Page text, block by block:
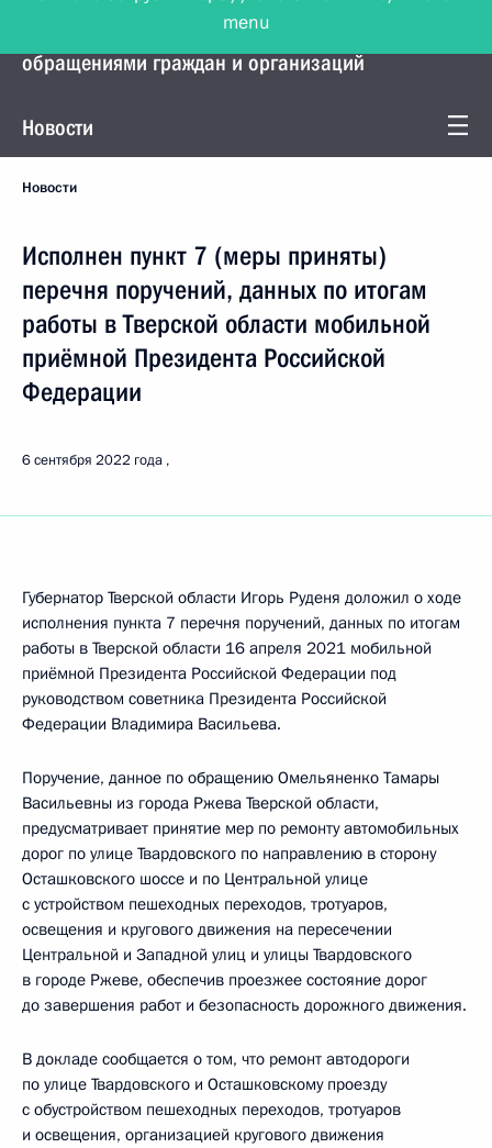
Управление Президента по работе с
обращениями граждан и организаций
Новости
Новости
Исполнен пункт 7 (меры приняты)
перечня поручений, данных по итогам
работы в Тверской области мобильной
приёмной Президента Российской
Федерации
6 сентября 2022 года
Губернатор Тверской области Игорь Руденя доложил о ходе
исполнения пункта 7 перечня поручений, данных по итогам
работы в Тверской области 16 апреля 2021 мобильной
приёмной Президента Российской Федерации под
руководством советника Президента Российской
Федерации Владимира Васильева.
Поручение, данное по обращению Омельяненко Тамары
Васильевны из города Ржева Тверской области,
предусматривает принятие мер по ремонту автомобильных
дорог по улице Твардовского по направлению в сторону
Осташковского шоссе и по Центральной улице
с устройством пешеходных переходов, тротуаров,
освещения и кругового движения на пересечении
Центральной и Западной улиц и улицы Твардовского
в городе Ржеве, обеспечив проезжее состояние дорог
до завершения работ и безопасность дорожного движения.
В докладе сообщается о том, что ремонт автодороги
по улице Твардовского и Осташковскому проезду
с обустройством пешеходных переходов, тротуаров
и освещения, организацией кругового движения
menu